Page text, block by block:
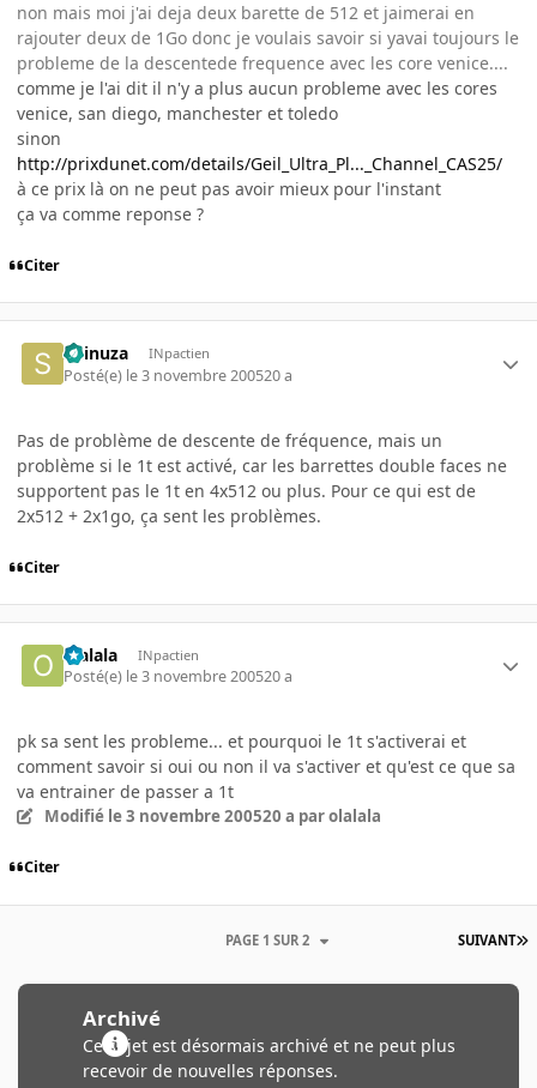
non mais moi j'ai deja deux barette de 512 et jaimerai en
rajouter deux de 1Go donc je voulais savoir si yavai toujours le
probleme de la descentede frequence avec les core venice....
comme je l'ai dit il n'y a plus aucun probleme avec les cores
venice, san diego, manchester et toledo
sinon
http://prixdunet.com/details/Geil_Ultra_Pl..._Channel_CAS25/
à ce prix là on ne peut pas avoir mieux pour l'instant
ça va comme reponse ?
Citer
Shinuza INpactien
Posté(e) le 3 novembre 200520 a
Pas de problème de descente de fréquence, mais un
problème si le 1t est activé, car les barrettes double faces ne
supportent pas le 1t en 4x512 ou plus. Pour ce qui est de
2x512 + 2x1go, ça sent les problèmes.
Citer
olalala INpactien
Posté(e) le 3 novembre 200520 a
pk sa sent les probleme... et pourquoi le 1t s'activerai et
comment savoir si oui ou non il va s'activer et qu'est ce que sa
va entrainer de passer a 1t
Modifié le 3 novembre 200520 a par olalala
Citer
SUIVANT
PAGE 1 SUR 2
Archivé
Ce sujet est désormais archivé et ne peut plus
recevoir de nouvelles réponses.